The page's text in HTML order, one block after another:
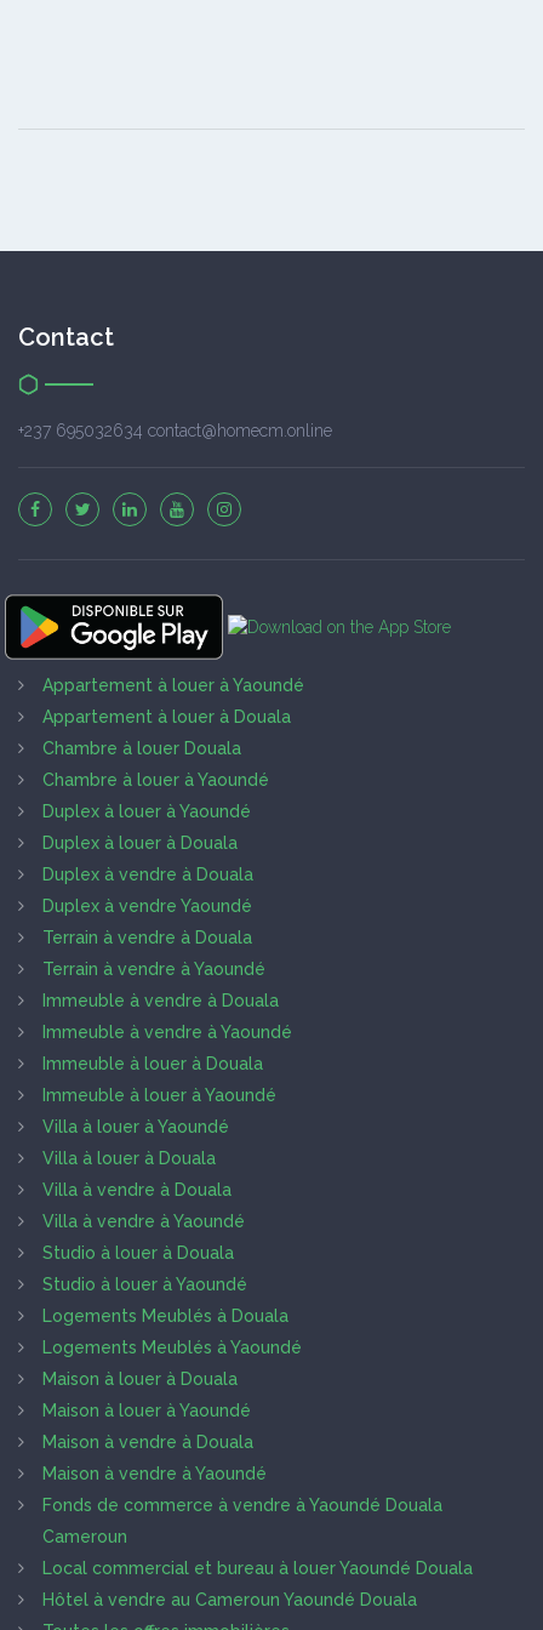
Contact
+237 695032634 contact@homecm.online
Appartement à louer à Yaoundé
Appartement à louer à Douala
Chambre à louer Douala
Chambre à louer à Yaoundé
Duplex à louer à Yaoundé
Duplex à louer à Douala
Duplex à vendre à Douala
Duplex à vendre Yaoundé
Terrain à vendre à Douala
Terrain à vendre à Yaoundé
Immeuble à vendre à Douala
Immeuble à vendre à Yaoundé
Immeuble à louer à Douala
Immeuble à louer à Yaoundé
Villa à louer à Yaoundé
Villa à louer à Douala
Villa à vendre à Douala
Villa à vendre à Yaoundé
Studio à louer à Douala
Studio à louer à Yaoundé
Logements Meublés à Douala
Logements Meublés à Yaoundé
Maison à louer à Douala
Maison à louer à Yaoundé
Maison à vendre à Douala
Maison à vendre à Yaoundé
Fonds de commerce à vendre à Yaoundé Douala
Cameroun
Local commercial et bureau à louer Yaoundé Douala
Hôtel à vendre au Cameroun Yaoundé Douala